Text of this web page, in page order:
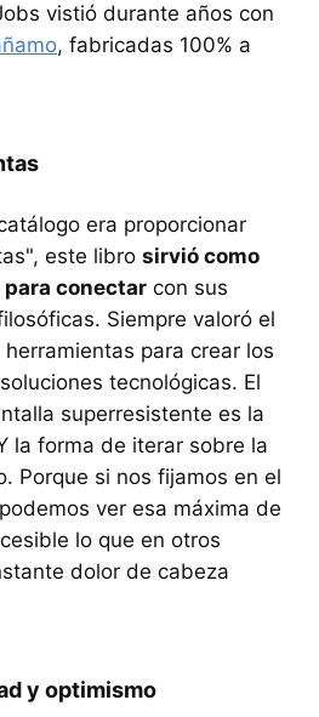
vistió durante años con
, fabricadas 100% a
era proporcionar
este libro sirvió como
conectar con sus
Siempre valoró el
para crear los
tecnológicas. El
superresistente es la
la forma de iterar sobre la
Porque si nos fijamos en el
ver esa máxima de
lo que en otros
dolor de cabeza
y optimismo